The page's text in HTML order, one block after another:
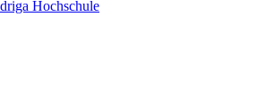
Hochschule